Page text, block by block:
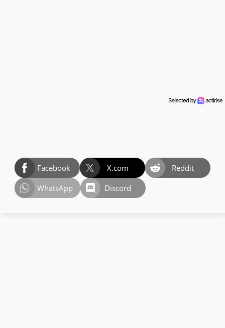
Facebook X.com
Reddit
WhatsApp
Discord